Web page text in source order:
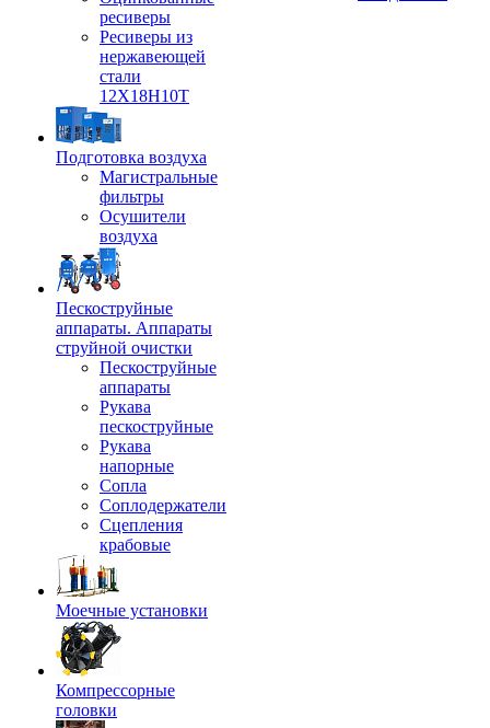
ресиверы
Ресиверы из
нержавеющей
стали
12Х18Н10Т
Подготовка воздуха
Магистральные
фильтры
Осушители
воздуха
Пескоструйные
аппараты. Аппараты
струйной очистки
Пескоструйные
аппараты
Рукава
пескоструйные
Рукава
напорные
Сопла
Соплодержатели
Сцепления
крабовые
Моечные установки
Компрессорные
головки